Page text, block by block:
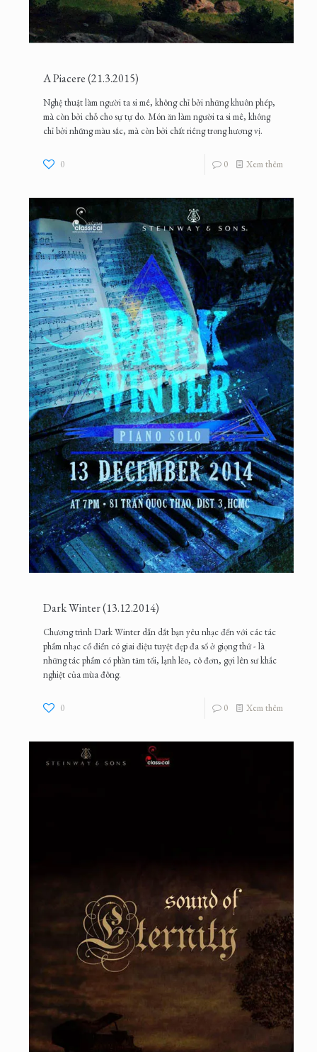
A Piacere (21.3.2015)
Nghệ thuật làm người ta si mê, không chỉ bởi những khuôn phép,
mà còn bởi chỗ cho sự tự do. Món ăn làm người ta si mê, không
chỉ bởi những màu sắc, mà còn bởi chất riêng trong hương vị.
0 0 Xem thêm
Dark Winter (13.12.2014)
Chương trình Dark Winter dẫn dắt bạn yêu nhạc đến với các tác
phẩm nhạc cổ điển có giai điệu tuyệt đẹp đa số ở giọng thứ - là
những tác phẩm có phần tăm tối, lạnh lẽo, cô đơn, gợi lên sư khắc
nghiệt của mùa đông.
0 0 Xem thêm